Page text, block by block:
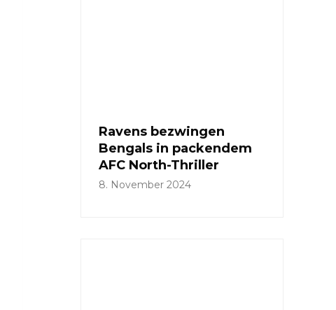
Ravens bezwingen
Bengals in packendem
AFC North-Thriller
8. November 2024